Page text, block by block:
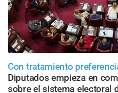
Con tratamiento
Diputados empieza en
sobre el sistema electoral